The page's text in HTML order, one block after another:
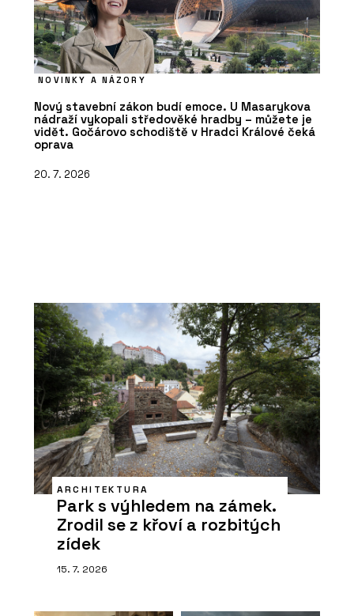
NOVINKY A NÁZORY
Nový stavební zákon budí emoce. U Masarykova
nádraží vykopali středověké hradby – můžete je
vidět. Gočárovo schodiště v Hradci Králové čeká
oprava
20. 7. 2026
ARCHITEKTURA
Park s výhledem na zámek.
Zrodil se z křoví a rozbitých
zídek
15. 7. 2026